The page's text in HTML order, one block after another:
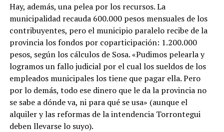
Hay, además, una pelea por los recursos. La
municipalidad recauda 600.000 pesos mensuales de los
contribuyentes, pero el municipio paralelo recibe de la
provincia los fondos por coparticipación: 1.200.000
pesos, según los cálculos de Sosa. «Pudimos pelearla y
logramos un fallo judicial por el cual los sueldos de los
empleados municipales los tiene que pagar ella. Pero
por lo demás, todo ese dinero que le da la provincia no
se sabe a dónde va, ni para qué se usa» (aunque el
alquiler y las reformas de la intendencia Torrontegui
deben llevarse lo suyo).